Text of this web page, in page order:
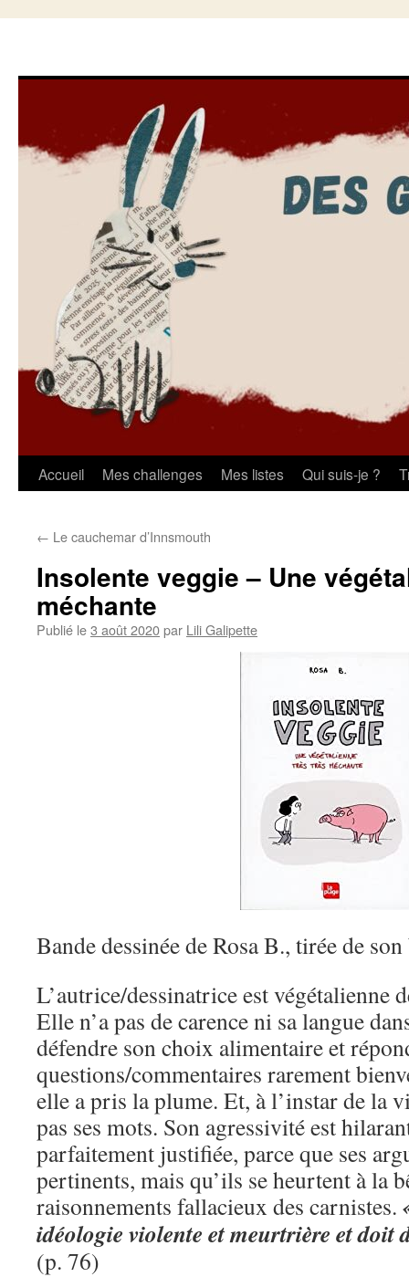
Aller
contenu
Accueil Mes challenges Mes listes Qui suis-je ?
← Le cauchemar d’Innsmouth
Insolente veggie – Une
méchante
Publié le3 août 2020par Lili Galipette
Bande dessinée de Rosa B., tirée de
L’autrice/dessinatrice est végétalienne
Elle n’a pas de carence ni sa langue
défendre son choix alimentaire et
questions/commentaires rarement
elle a pris la plume. Et, à l’instar de la
pas ses mots. Son agressivité est
parfaitement justifiée, parce que ses
pertinents, mais qu’ils se heurtent à la
raisonnements fallacieux des carnistes.
idéologie violente et meurtrière et doit
(p. 76)